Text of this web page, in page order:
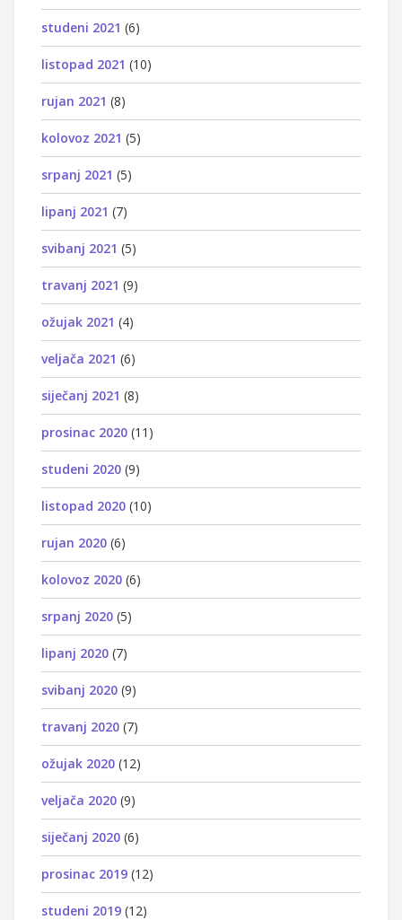
studeni 2021 (6)
listopad 2021 (10)
rujan 2021 (8)
kolovoz 2021 (5)
srpanj 2021 (5)
lipanj 2021 (7)
svibanj 2021 (5)
travanj 2021 (9)
ožujak 2021 (4)
veljača 2021 (6)
siječanj 2021 (8)
prosinac 2020 (11)
studeni 2020 (9)
listopad 2020 (10)
rujan 2020 (6)
kolovoz 2020 (6)
srpanj 2020 (5)
lipanj 2020 (7)
svibanj 2020 (9)
travanj 2020 (7)
ožujak 2020 (12)
veljača 2020 (9)
siječanj 2020 (6)
prosinac 2019 (12)
studeni 2019 (12)